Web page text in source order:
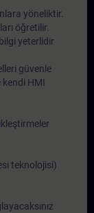
yöneliktir.
öğretilir.
yeterlidir
güvenle
kendi HMI
teknolojisi)